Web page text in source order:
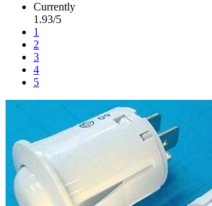
Currently
1.93/5
1
2
3
4
5